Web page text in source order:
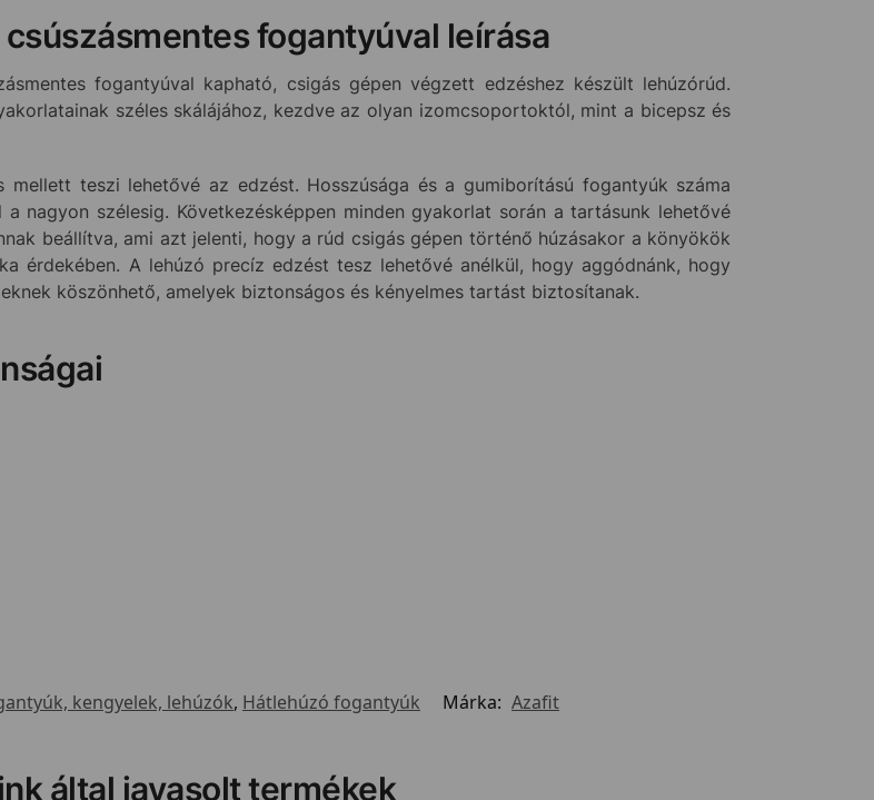
fogantyúval leírása
fogantyúval kapható, csigás gépen végzett edzéshez készült lehúzórúd.
széles skálájához, kezdve az olyan izomcsoportoktól, mint a bicepsz és
teszi lehetővé az edzést. Hosszúsága és a gumiborítású fogantyúk száma
nagyon szélesig. Következésképpen minden gyakorlat során a tartásunk lehetővé
beállítva, ami azt jelenti, hogy a rúd csigás gépen történő húzásakor a könyökök
érdekében. A lehúzó precíz edzést tesz lehetővé anélkül, hogy aggódnánk, hogy
köszönhető, amelyek biztonságos és kényelmes tartást biztosítanak.
kengyelek, lehúzók, Hátlehúzó fogantyúk Márka: Azafit
által javasolt termékek